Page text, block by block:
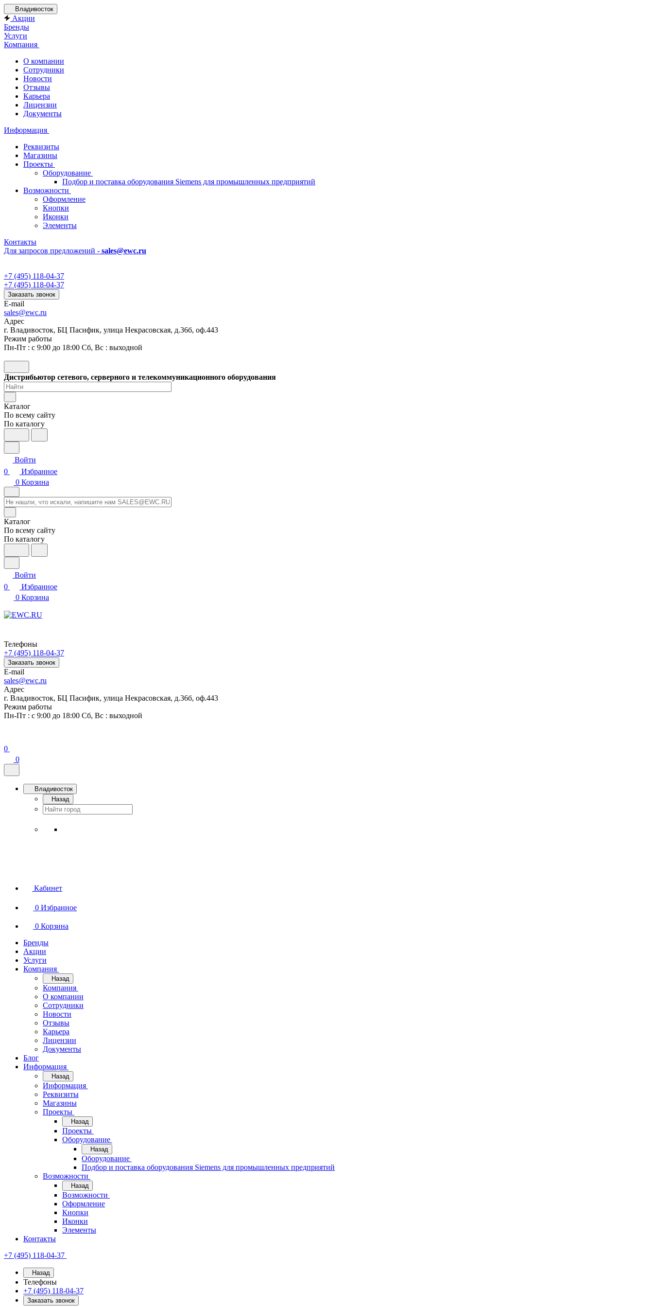
Владивосток
Акции
Бренды
Услуги
Компания
О компании
Сотрудники
Новости
Отзывы
Карьера
Лицензии
Документы
Информация
Реквизиты
Магазины
Проекты
Оборудование
Подбор и поставка оборудования Siemens для промышленных предприятий
Возможности
Оформление
Кнопки
Иконки
Элементы
Контакты
Для запросов предложений - sales@ewc.ru
+7 (495) 118-04-37
+7 (495) 118-04-37
Заказать звонок
E-mail
sales@ewc.ru
Адрес
г. Владивосток, БЦ Пасифик, улица Некрасовская, д.36б, оф.443
Режим работы
Пн-Пт : с 9:00 до 18:00 Сб, Вс : выходной
Дистрибьютор сетевого, серверного и телекоммуникационного оборудования
Каталог
По всему сайту
По каталогу
Войти
0
Избранное
0 Корзина
Каталог
По всему сайту
По каталогу
Войти
0
Избранное
0 Корзина
Телефоны
+7 (495) 118-04-37
Заказать звонок
E-mail
sales@ewc.ru
Адрес
г. Владивосток, БЦ Пасифик, улица Некрасовская, д.36б, оф.443
Режим работы
Пн-Пт : с 9:00 до 18:00 Сб, Вс : выходной
0
0
Владивосток
Назад
Кабинет
0 Избранное
0 Корзина
Бренды
Акции
Услуги
Компания
Назад
Компания
О компании
Сотрудники
Новости
Отзывы
Карьера
Лицензии
Документы
Блог
Информация
Назад
Информация
Реквизиты
Магазины
Проекты
Назад
Проекты
Оборудование
Назад
Оборудование
Подбор и поставка оборудования Siemens для промышленных предприятий
Возможности
Назад
Возможности
Оформление
Кнопки
Иконки
Элементы
Контакты
+7 (495) 118-04-37
Назад
Телефоны
+7 (495) 118-04-37
Заказать звонок